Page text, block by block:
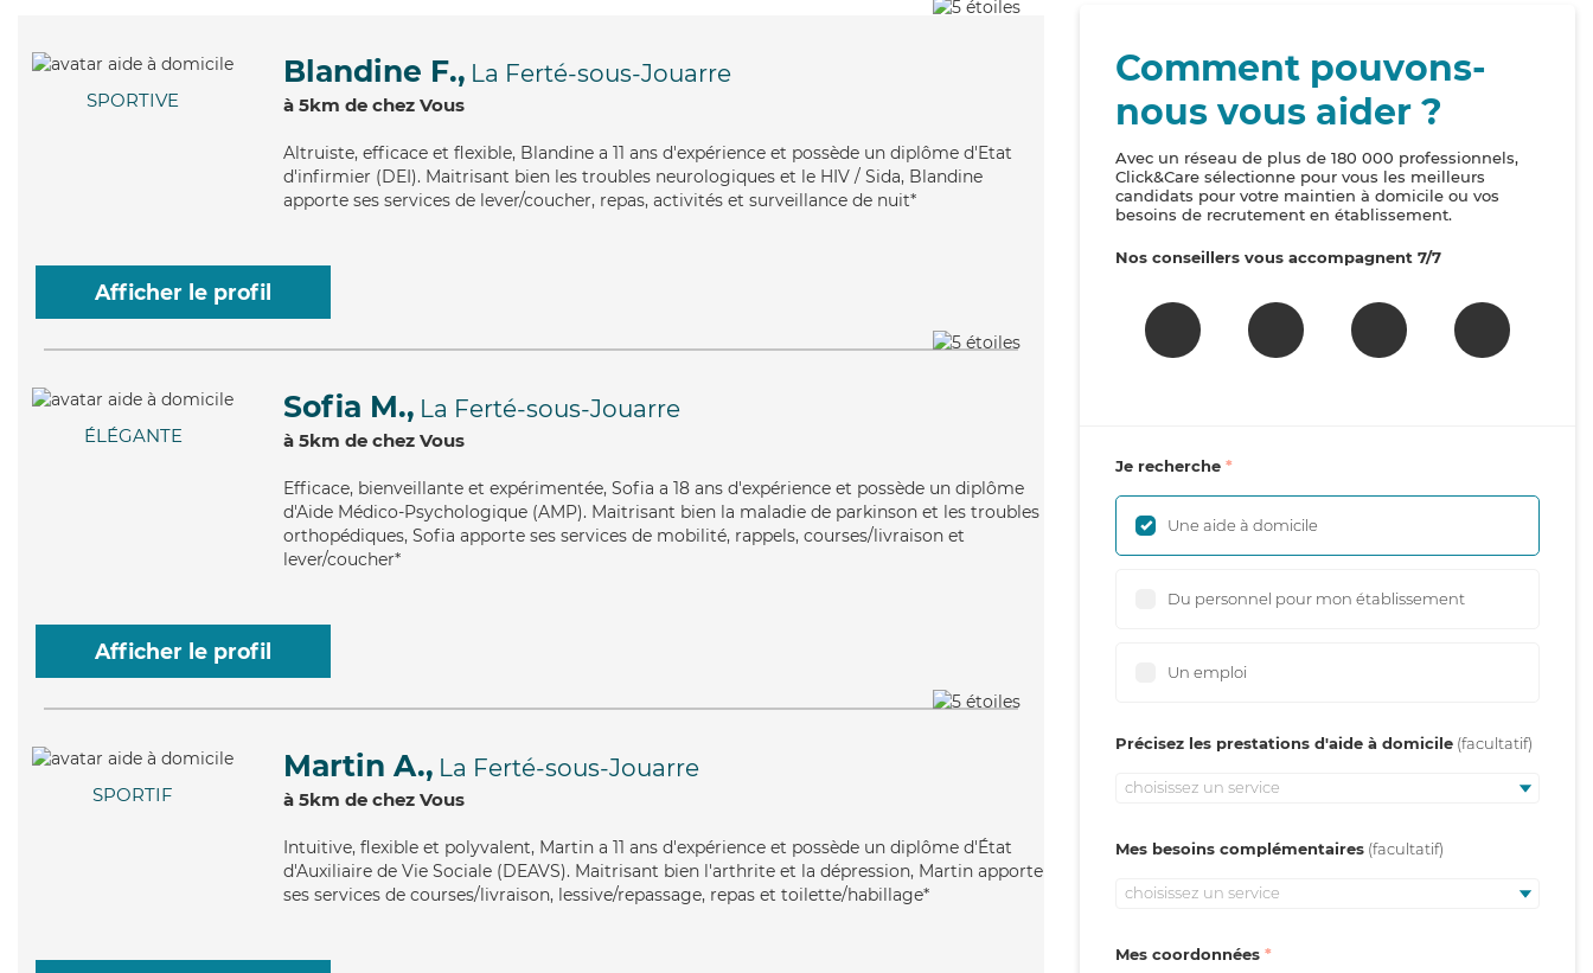
SPORTIVE
Blandine F., La Ferté-sous-Jouarre
à 5km de chez Vous
Altruiste, efficace et flexible, Blandine a 11 ans d'expérience et possède un diplôme d'Etat
d'infirmier (DEI). Maitrisant bien les troubles neurologiques et le HIV / Sida, Blandine
apporte ses services de lever/coucher, repas, activités et surveillance de nuit*
Afficher le profil
ÉLÉGANTE
Sofia M., La Ferté-sous-Jouarre
à 5km de chez Vous
Efficace, bienveillante et expérimentée, Sofia a 18 ans d'expérience et possède un diplôme
d'Aide Médico-Psychologique (AMP). Maitrisant bien la maladie de parkinson et les troubles
orthopédiques, Sofia apporte ses services de mobilité, rappels, courses/livraison et
lever/coucher*
Afficher le profil
SPORTIF
Martin A., La Ferté-sous-Jouarre
à 5km de chez Vous
Intuitive, flexible et polyvalent, Martin a 11 ans d'expérience et possède un diplôme d'État
d'Auxiliaire de Vie Sociale (DEAVS). Maitrisant bien l'arthrite et la dépression, Martin apporte
ses services de courses/livraison, lessive/repassage, repas et toilette/habillage*
Comment pouvons-
nous vous aider ?
Avec un réseau de plus de 180 000 professionnels,
Click&Care sélectionne pour vous les meilleurs
candidats pour votre maintien à domicile ou vos
besoins de recrutement en établissement.
Nos conseillers vous accompagnent 7/7
Je recherche
Une aide à domicile
Du personnel pour mon établissement
Un emploi
Précisez les prestations d'aide à domicile
choisissez un service
Mes besoins complémentaires
choisissez un service
Mes coordonnées